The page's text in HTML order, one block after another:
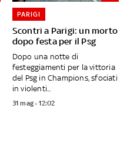
Scontri a Parigi: un morto
dopo festa per il Psg
PARIGI
Dopo una notte di
festeggiamenti per la vittoria
del Psg in Champions, sfociati
in violenti...
31 mag - 12:02